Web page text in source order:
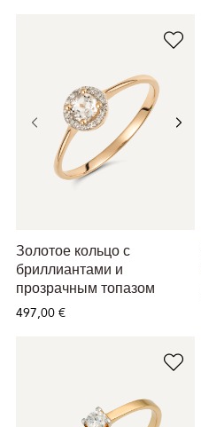
Золотое кольцо с
бриллиантами и
прозрачным топазом
497,00 €